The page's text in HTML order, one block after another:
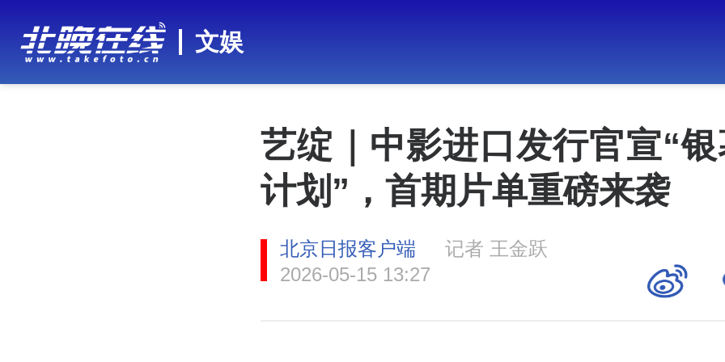
文娱
艺绽｜中影进口发行官宣“
计划”，首期片单重磅来袭
北京日报客户端
记者 王金跃
2026-05-15 13:27